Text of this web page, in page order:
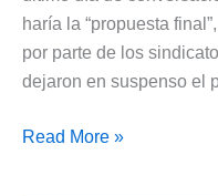
haría la “propuesta
por parte de los
dejaron en suspenso el
Docentes
Read More »